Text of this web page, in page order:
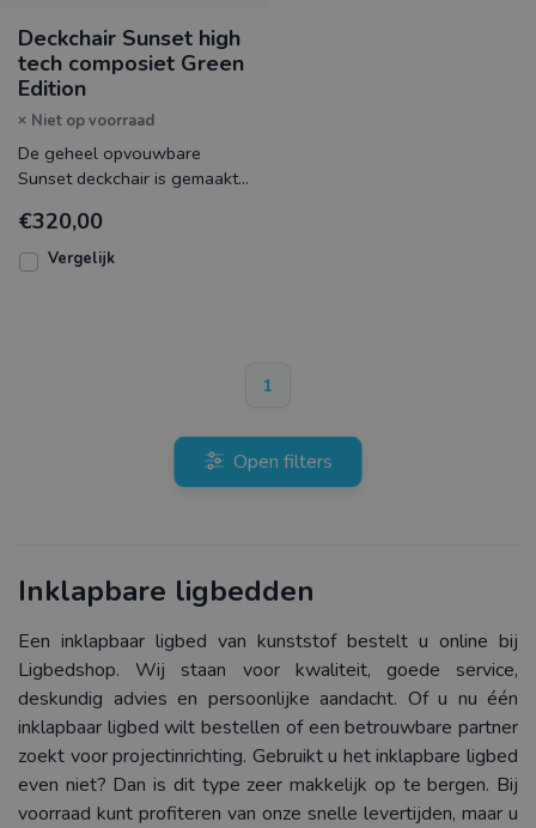
Deckchair Sunset high
tech composiet Green
Edition
Niet op voorraad
De geheel opvouwbare
Sunset deckchair is gemaakt
composiet gecombineerd me
€320,00
Vergelijk
1
Open filters
Inklapbare ligbedden
Een inklapbaar ligbed van kunststof bestelt u online bij
Ligbedshop. Wij staan voor kwaliteit, goede service,
deskundig advies en persoonlijke aandacht. Of u nu één
inklapbaar ligbed wilt bestellen of een betrouwbare partner
zoekt voor projectinrichting. Gebruikt u het inklapbare ligbed
even niet? Dan is dit type zeer makkelijk op te bergen. Bij
voorraad kunt profiteren van onze snelle levertijden, maar u